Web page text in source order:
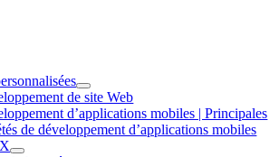
de site Web
d’applications mobiles | Principales
de développement d’applications mobiles